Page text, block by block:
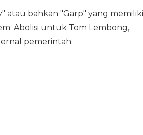
atau bahkan "Garp" yang memiliki
Abolisi untuk Tom Lembong,
pemerintah.